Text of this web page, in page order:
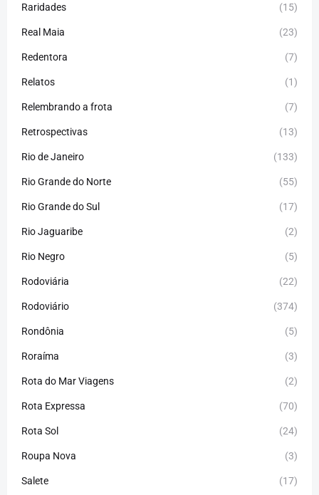
Raridades (15)
Real Maia (23)
Redentora (7)
Relatos (1)
Relembrando a frota (7)
Retrospectivas (13)
Rio de Janeiro (133)
Rio Grande do Norte (55)
Rio Grande do Sul (17)
Rio Jaguaribe (2)
Rio Negro (5)
Rodoviária (22)
Rodoviário (374)
Rondônia (5)
Roraíma (3)
Rota do Mar Viagens (2)
Rota Expressa (70)
Rota Sol (24)
Roupa Nova (3)
Salete (17)